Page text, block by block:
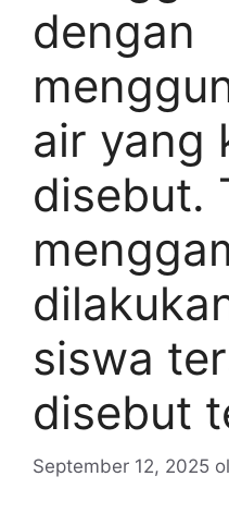
dengan
air yang
disebut.
siswa
disebut
September 12, 2025